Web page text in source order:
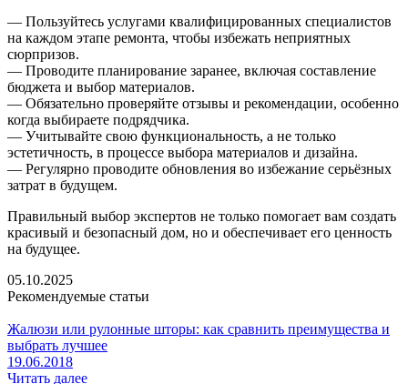
— Пользуйтесь услугами квалифицированных специалистов
на каждом этапе ремонта, чтобы избежать неприятных
сюрпризов.
— Проводите планирование заранее, включая составление
бюджета и выбор материалов.
— Обязательно проверяйте отзывы и рекомендации, особенно
когда выбираете подрядчика.
— Учитывайте свою функциональность, а не только
эстетичность, в процессе выбора материалов и дизайна.
— Регулярно проводите обновления во избежание серьёзных
затрат в будущем.
Правильный выбор экспертов не только помогает вам создать
красивый и безопасный дом, но и обеспечивает его ценность
на будущее.
05.10.2025
Рекомендуемые статьи
Жалюзи или рулонные шторы: как сравнить преимущества и
выбрать лучшее
19.06.2018
Читать далее